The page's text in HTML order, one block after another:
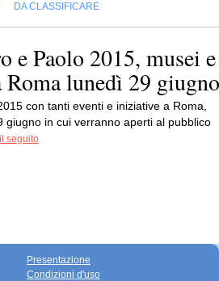
DA CLASSIFICARE
e Paolo 2015, musei e
Roma lunedì 29 giugno
con tanti eventi e iniziative a Roma,
giugno in cui verranno aperti al pubblico
seguito
Presentazione
Condizioni d'uso